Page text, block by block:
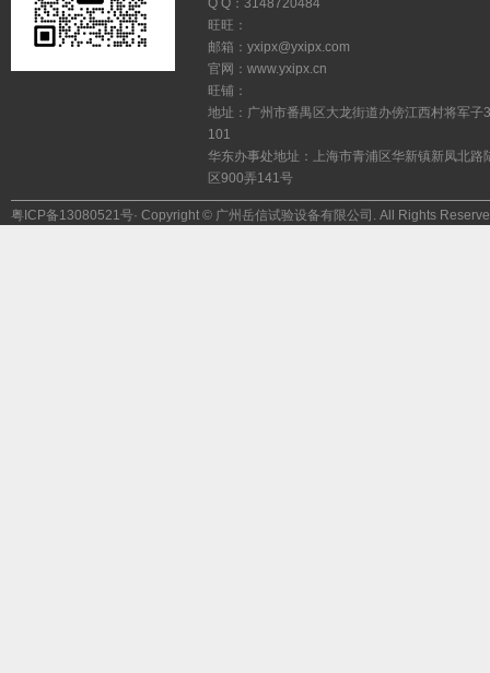
QQ：3148720484
旺旺：
邮箱：yxipx@yxipx.com
官网：www.yxipx.cn
旺铺：
地址：广州市番禺区大龙街道办傍江西村将军子
101
华东办事处地址：上海市青浦区华新镇新凤北路
区900弄141号
粤ICP备13080521号·Copyright©广州岳信试验设备有限公司